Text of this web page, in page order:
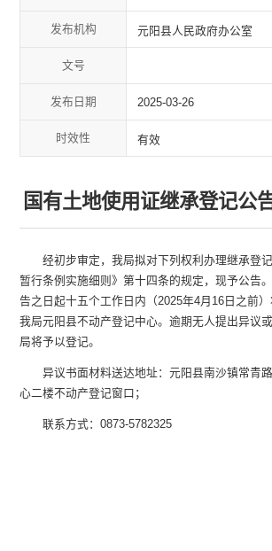
发布机构 元阳县人民政府办公室
文号
发布日期 2025-03-26
时效性 有效
国有土地使用证继承登记公
经初步审定，我局拟对下列权利 办理继承登记
暂行条例实施细则》第十四条的规定，现予公告
告之日起十五个工作日 内（2025年4月16日之前
我局元阳县不动产登记中心。逾期无人提出异议
局将予以登记。
异议书面材料送达地址：元阳县南沙镇常青路
心二楼不动产登记窗口；
联系方式： 0873-5782325